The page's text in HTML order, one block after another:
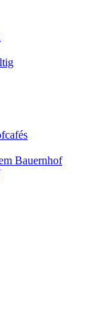
Bauernhof